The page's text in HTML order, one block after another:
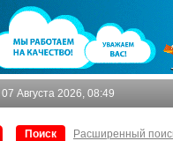
07 Августа 2026, 08:49
Поиск Расширенный